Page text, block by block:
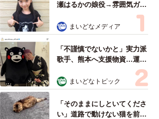
瀬はるかの娘役→雰囲気ガラ
リの18歳に成長 「メイクで
雰囲気が」「宝塚に入れそ
う」
まいどなメディア
「不謹慎でないかと」実力派
歌手、熊本へ支援物資…運搬
トラックの車体デザインにた
めらい 「痛いほど伝わる」
「行動され立派」
まいどなトピック
「そのままにしといてくださ
い」道路で動けない猫を前に